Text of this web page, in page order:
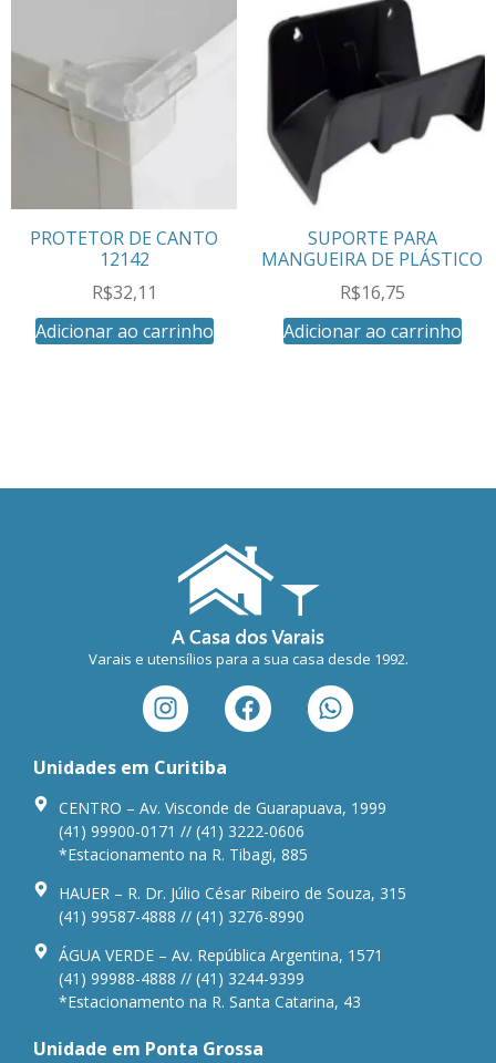
PROTETOR DE CANTO
12142
R$32,11
Adicionar ao carrinho
SUPORTE PARA
MANGUEIRA DE PLÁSTICO
R$16,75
Adicionar ao carrinho
Varais e utensílios para a sua casa desde 1992.
Unidades em Curitiba
CENTRO – Av. Visconde de Guarapuava, 1999
(41) 99900-0171 // (41) 3222-0606
*Estacionamento na R. Tibagi, 885
HAUER – R. Dr. Júlio César Ribeiro de Souza, 315
(41) 99587-4888 // (41) 3276-8990
ÁGUA VERDE – Av. República Argentina, 1571
(41) 99988-4888 // (41) 3244-9399
*Estacionamento na R. Santa Catarina, 43
Unidade em Ponta Grossa